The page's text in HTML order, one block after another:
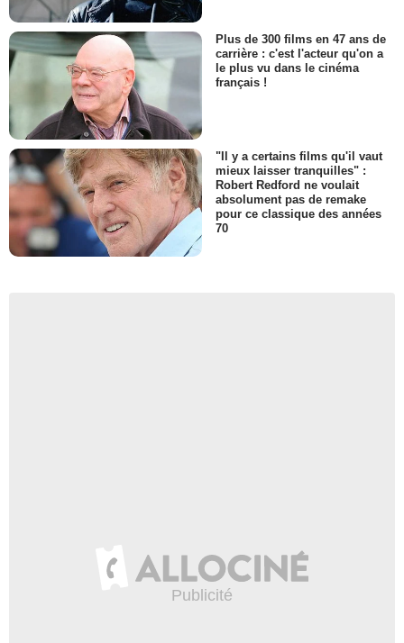
Plus de 300 films en 47 ans de
carrière : c'est l'acteur qu'on a
le plus vu dans le cinéma
français !
"Il y a certains films qu'il vaut
mieux laisser tranquilles" :
Robert Redford ne voulait
absolument pas de remake
pour ce classique des années
70